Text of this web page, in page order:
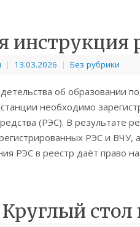
инструкция
| 13.03.2026 | Без рубрики
об образовании
необходимо
(РЭС). В результате
РЭС и
РЭС в реестр даёт право
Круглый